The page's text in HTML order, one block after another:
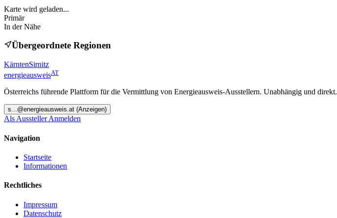
Karte wird geladen...
Primär
In der Nähe
Übergeordnete Regionen
KärntenSirnitz
energieausweisAT
Österreichs führende Plattform für die Vermittlung von Energieausweis-Ausstellern. Unabhängig und direkt.
s...@energieausweis.at (Anzeigen)
Als Aussteller Anmelden
Navigation
Startseite
Informationen
Rechtliches
Impressum
Datenschutz